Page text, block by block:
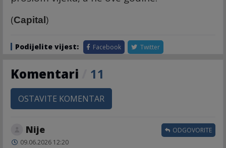
(Capital )
Podijelite vijest: Facebook Twitter
Komentari 11
OSTAVITE KOMENTAR
Nije
09.06.2026 12:20
ODGOVORITE